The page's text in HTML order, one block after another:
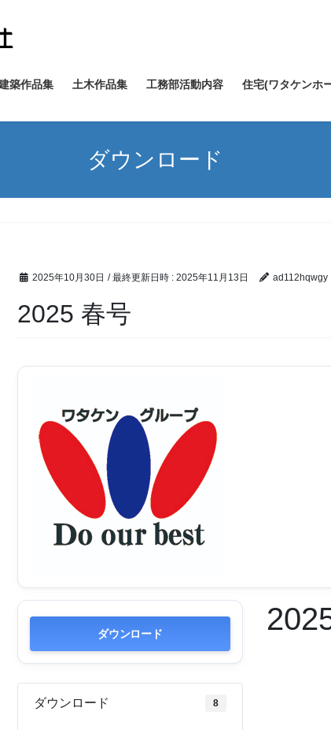
築作品集 土木作品集 工務部活動内容 住宅(ワタケンホ
ダウンロード
2025年10月30日 / 最終更新日時 : 2025年11月13日 ad112hqwgy
2025 春号
ダウンロード
ダウンロード 8